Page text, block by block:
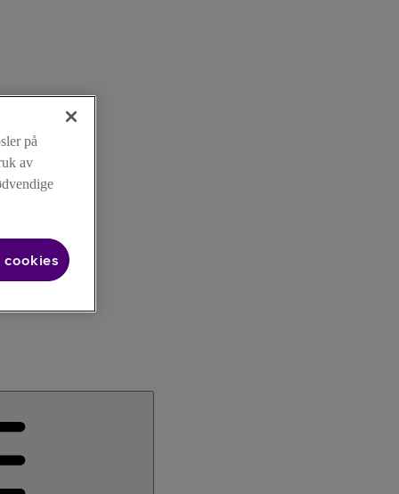
på
av
cookies